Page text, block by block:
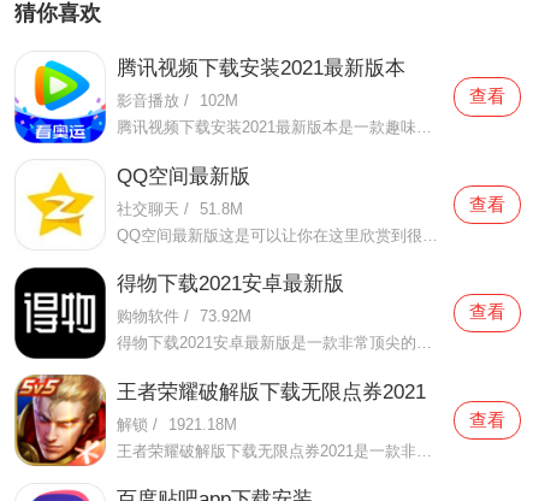
猜你喜欢
腾讯视频下载安装2021最新版本
影音播放 /
102M
腾讯视频下载安装2021最新版本是一款趣味性非常强的手机视频播放软件。在这款腾讯视频下载安装2021最新版本有很多当下热播的影片资源，在这里面可以看到有很多的精彩的影片，你想要观看的电视剧、电影、综艺、动漫等等统统都汇聚在这里面，影片的内容也都是非常丰富的，用户们
查看
QQ空间最新版
社交聊天 / 51.8M
查看
得物下载2021安卓最新版
购物软件 / 73.92M
得物下载2021安卓最新版是一款非常顶尖的潮流购物软件。在这款得物下载2021安卓最新版中拥有非常多当下潮流的时尚单品以及各种各样的球鞋，在这里为了让用户们在购买的时候可以放心，你所购买的每一件商品都会经过专业的鉴定，这里面汇聚了数百位专业的鉴定师会对你所购买的商
查看
王者荣耀破解版下载无限点券2021
解锁 /
1921.18M
王者荣耀破解版下载无限点券2021是一款非常火热的手机游戏。在这款王者荣耀破解版下载无限点券2021中有着非常好用的辅助工具，在这里面你可以轻轻松松就获得点券的使用，而且还是可以无限使用的哦，完全没有受限制，只要你下载了这款王者荣耀破解版下载无限点券2021之后就可以
查看